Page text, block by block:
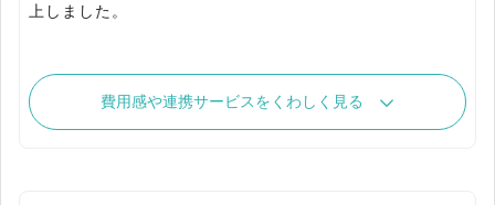
上しました。
費用感や連携サービスをくわしく見る